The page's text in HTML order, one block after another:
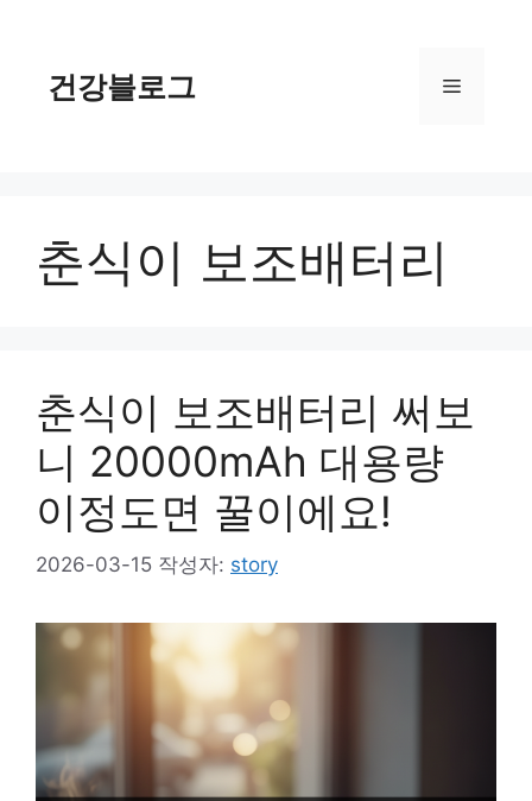
건강블로그 메
춘식이 보조배터리
춘식이 보조배터리 써보
니 20000mAh 대용량
이정도면 꿀이에요!
2026-03-15 작성자: story